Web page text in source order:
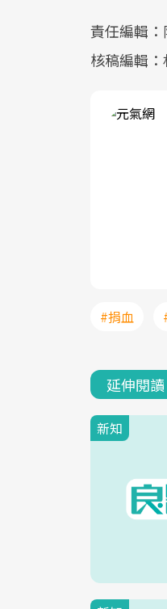
責任編輯
核稿編輯
#捐血
延伸閱讀
新知